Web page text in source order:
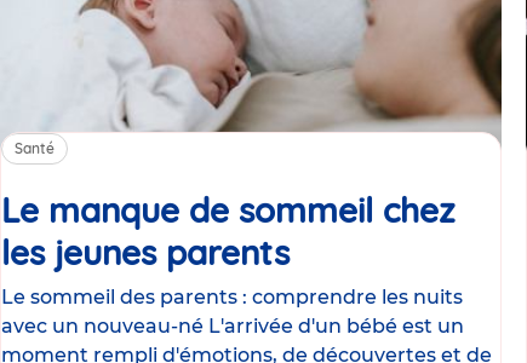
Santé
Le manque de sommeil chez
les jeunes parentsArticle
Le sommeil des parents : comprendre les nuits
avec un nouveau-né L'arrivée d'un bébé est un
moment rempli d'émotions, de découvertes et de